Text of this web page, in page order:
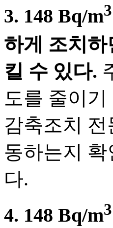
3. 148 Bq/m3
하게 조치
킬 수 있다.
도를 줄이
감축조치
동하는지
다.
4. 148 Bq/m3